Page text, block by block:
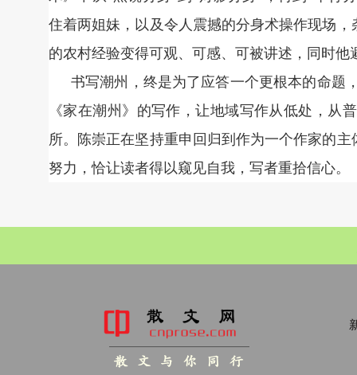
住着两姐妹，以及令人震撼的分身术操作现场
的农村经验变得可观、可感、可被讲述，同时
书写潮州，终是为了应答一个更根本的命题
《家在潮州》的写作，让地域写作从低处，从
所。陈崇正在坚持重申回归到作为一个作家的
努力，恰让读者得以窥见自我，写者重拾信心。
散 文 与 你 同 行